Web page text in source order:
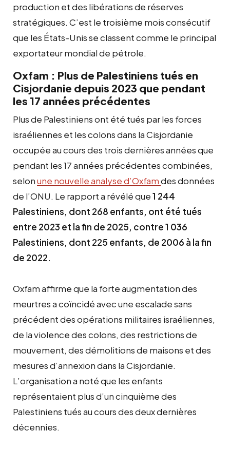
production et des libérations de réserves
stratégiques. C’est le troisième mois consécutif
que les États-Unis se classent comme le principal
exportateur mondial de pétrole.
Oxfam : Plus de Palestiniens tués en
Cisjordanie depuis 2023 que pendant
les 17 années précédentes
Plus de Palestiniens ont été tués par les forces
israéliennes et les colons dans la Cisjordanie
occupée au cours des trois dernières années que
pendant les 17 années précédentes combinées,
selonune nouvelle analyse d’Oxfamdes données
de l’ONU. Le rapport a révélé que1 244
Palestiniens, dont 268 enfants, ont été tués
entre 2023 et la fin de 2025, contre 1 036
Palestiniens, dont 225 enfants, de 2006 à la fin
de 2022.
Oxfam affirme que la forte augmentation des
meurtres a coïncidé avec une escalade sans
précédent des opérations militaires israéliennes,
de la violence des colons, des restrictions de
mouvement, des démolitions de maisons et des
mesures d’annexion dans la Cisjordanie.
L’organisation a noté que les enfants
représentaient plus d’un cinquième des
Palestiniens tués au cours des deux dernières
décennies.